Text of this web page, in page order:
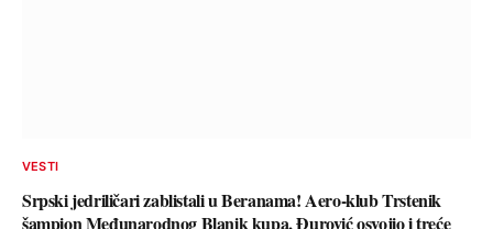
VESTI
Srpski jedriličari zablistali u Beranama! Aero-klub Trstenik
šampion Međunarodnog Blanik kupa, Đurović osvojio i treće